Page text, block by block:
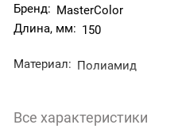
Бренд: MasterColor
Длина, мм: 150
Материал: Полиамид
Применение:
Для нанесения
Все характеристики